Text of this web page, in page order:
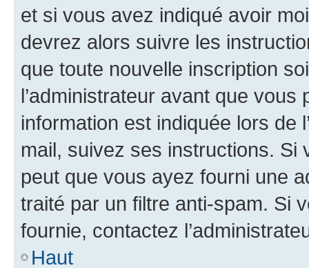
et si vous avez indiqué avoir
devrez alors suivre les
que toute nouvelle inscription
l’administrateur avant que
information est indiquée lors de
mail, suivez ses instructions. Si
peut que vous ayez fourni une
traité par un filtre anti-spam. Si
fournie, contactez
Haut